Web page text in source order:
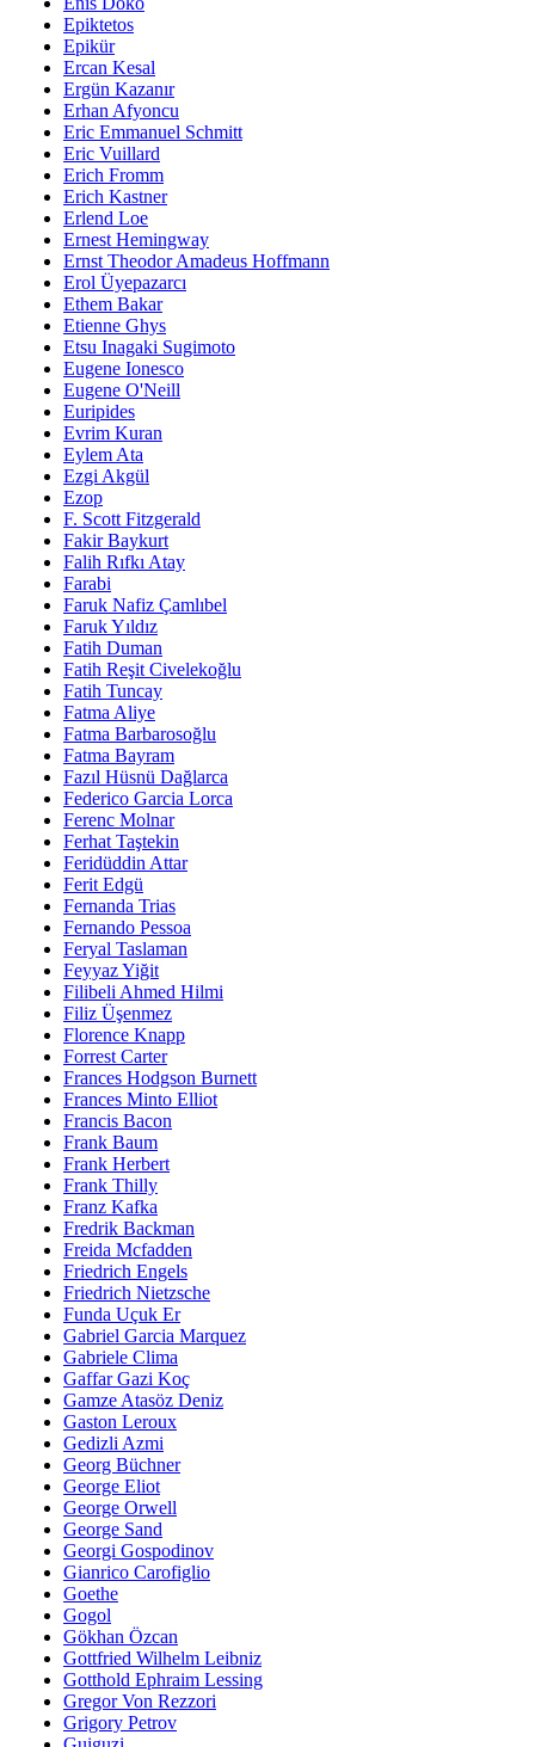
Epiktetos
Epikür
Ercan Kesal
Ergün Kazanır
Erhan Afyoncu
Eric Emmanuel Schmitt
Eric Vuillard
Erich Fromm
Erich Kastner
Erlend Loe
Ernest Hemingway
Ernst Theodor Amadeus Hoffmann
Erol Üyepazarcı
Ethem Bakar
Etienne Ghys
Etsu Inagaki Sugimoto
Eugene Ionesco
Eugene O'Neill
Euripides
Evrim Kuran
Eylem Ata
Ezgi Akgül
Ezop
F. Scott Fitzgerald
Fakir Baykurt
Falih Rıfkı Atay
Farabi
Faruk Nafiz Çamlıbel
Faruk Yıldız
Fatih Duman
Fatih Reşit Civelekoğlu
Fatih Tuncay
Fatma Aliye
Fatma Barbarosoğlu
Fatma Bayram
Fazıl Hüsnü Dağlarca
Federico Garcia Lorca
Ferenc Molnar
Ferhat Taştekin
Feridüddin Attar
Ferit Edgü
Fernanda Trias
Fernando Pessoa
Feryal Taslaman
Feyyaz Yiğit
Filibeli Ahmed Hilmi
Filiz Üşenmez
Florence Knapp
Forrest Carter
Frances Hodgson Burnett
Frances Minto Elliot
Francis Bacon
Frank Baum
Frank Herbert
Frank Thilly
Franz Kafka
Fredrik Backman
Freida Mcfadden
Friedrich Engels
Friedrich Nietzsche
Funda Uçuk Er
Gabriel Garcia Marquez
Gabriele Clima
Gaffar Gazi Koç
Gamze Atasöz Deniz
Gaston Leroux
Gedizli Azmi
Georg Büchner
George Eliot
George Orwell
George Sand
Georgi Gospodinov
Gianrico Carofiglio
Goethe
Gogol
Gökhan Özcan
Gottfried Wilhelm Leibniz
Gotthold Ephraim Lessing
Gregor Von Rezzori
Grigory Petrov